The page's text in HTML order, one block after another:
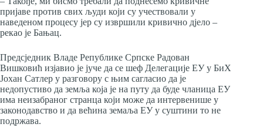
пријаве против свих људи који су учествовали у
наведеном процесу јер су извршили кривично дјело –
рекао је Бањац.
Предсједник Владе Републике Српске Радован
Вишковић изјавио је јуче да се шеф Делегације ЕУ у БиХ
Јохан Сатлер у разговору с њим сагласио да је
недопустиво да земља која је на путу да буде чланица ЕУ
има неизабраног странца који може да интервенише у
законодавство и да већина земаља ЕУ у суштини то не
подржава.